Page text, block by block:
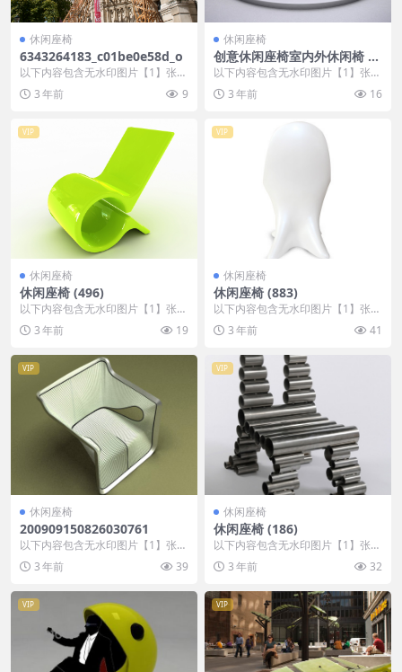
休闲座椅
6343264183_c01be0e58d_o
以下内容包含无水印图片【1】张
，开通会员无障碍浏览 开通VIP会
员 3 年前 9
休闲座椅
创意休闲座椅室内外休闲椅 (1
39)
以下内容包含无水印图片【1】张
，开通会员无障碍浏览 开通VIP会
员 3 年前 16
VIP
休闲座椅
休闲座椅 (496)
以下内容包含无水印图片【1】张
，开通会员无障碍浏览 开通VIP会
员 3 年前 19
VIP
休闲座椅
休闲座椅 (883)
以下内容包含无水印图片【1】张
，开通会员无障碍浏览 开通VIP会
员 3 年前 41
VIP
休闲座椅
200909150826030761
以下内容包含无水印图片【1】张
，开通会员无障碍浏览 开通VIP会
员 3 年前 39
VIP
休闲座椅
休闲座椅 (186)
以下内容包含无水印图片【1】张
，开通会员无障碍浏览 开通VIP会
员 3 年前 32
VIP VIP